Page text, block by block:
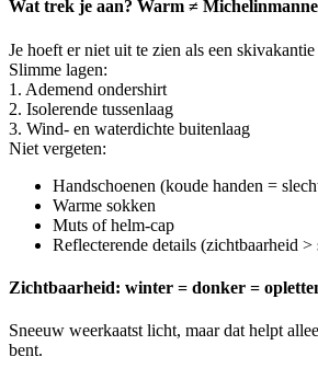
Wat trek je aan? Warm ≠
Je hoeft er niet uit te zien als een
Slimme lagen:
1. Ademend ondershirt
2. Isolerende tussenlaag
3. Wind- en waterdichte buitenlaag
Niet vergeten:
Handschoenen (koude handen =
Warme sokken
Muts of helm-cap
Reflecterende details (zichtbaarheid >
Zichtbaarheid: winter = donker =
Sneeuw weerkaatst licht, maar dat helpt
bent.